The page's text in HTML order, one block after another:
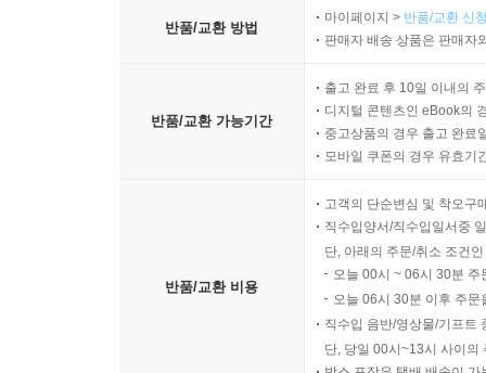
반품/교환 방법
마이페이지 > 반품/교환 신
판매자 배송 상품은 판매자
반품/교환 가능기간
출고 완료 후 10일 이내의
디지털 콘텐츠인 eBook의
중고상품의 경우 출고 완료
모바일 쿠폰의 경우 유효기
반품/교환 비용
고객의 단순변심 및 착오구
직수입양서/직수입일서중
단, 아래의 주문/취소 조건
오늘 00시 ~ 06시 30분
오늘 06시 30분 이후 주
직수입 음반/영상물/기프트
단, 당일 00시~13시 사이의